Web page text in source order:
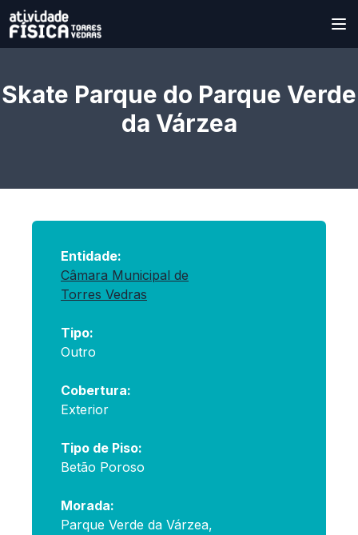
Skate Parque do Parque Verde
da Várzea
Entidade:
Câmara Municipal de
Torres Vedras
Tipo:
Outro
Cobertura:
Exterior
Tipo de Piso:
Betão Poroso
Morada:
Parque Verde da Várzea,